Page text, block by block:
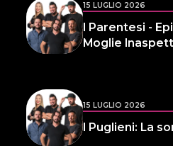
15 LUGLIO 2026
I Parentesi -
Moglie
15 LUGLIO 2026
I Puglieni: La